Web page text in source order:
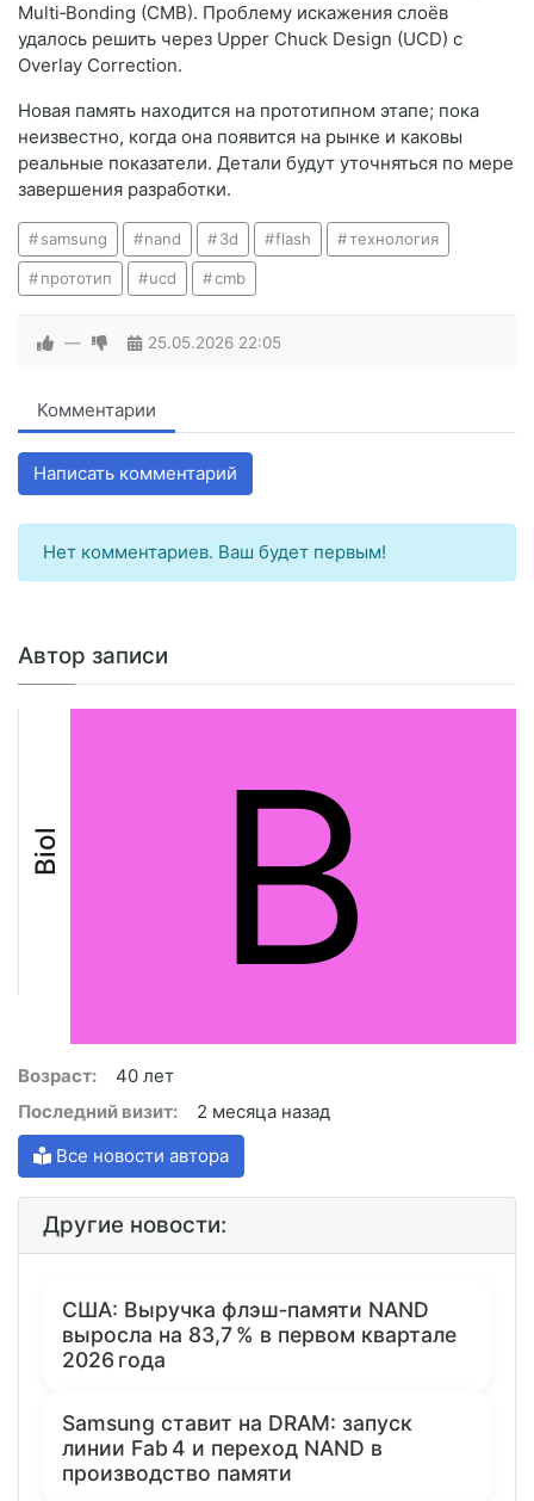
Multi‑Bonding (CMB). Проблему искажения слоёв
удалось решить через Upper Chuck Design (UCD) с
Overlay Correction.
Новая память находится на прототипном этапе; пока
неизвестно, когда она появится на рынке и каковы
реальные показатели. Детали будут уточняться по мере
завершения разработки.
samsung nand 3d flash технология
прототип ucd cmb
— 25.05.2026 22:05
Комментарии
Написать комментарий
Нет комментариев. Ваш будет первым!
Автор записи
Biol B
Возраст:
40 лет
Последний визит:
2 месяца назад
Все новости автора
Другие новости:
США: Выручка флэш‑памяти NAND
выросла на 83,7 % в первом квартале
2026 года
Samsung ставит на DRAM: запуск
линии Fab 4 и переход NAND в
производство памяти